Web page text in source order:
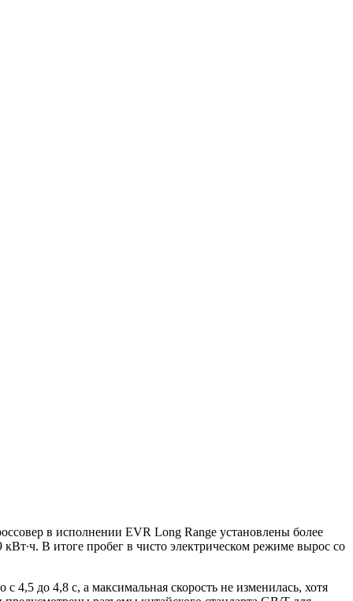
в исполнении EVR Long Range установлены более
В итоге пробег в чисто электрическом режиме вырос со
до 4,8 с, а максимальная скорость не изменилась, хотя